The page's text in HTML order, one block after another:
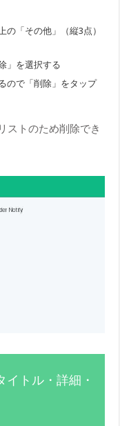
「その他」（縦3点）
」を選択する
ので「削除」をタップ
ストのため削除でき
トル・詳細・